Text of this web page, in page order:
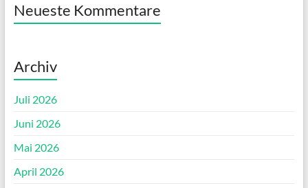
Neueste Kommentare
Archiv
Juli 2026
Juni 2026
Mai 2026
April 2026